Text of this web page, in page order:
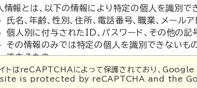
情報とは、以下の情報により特定の個人を識別で
氏名、年齢、性別、住所、電話番号、職業、メールア
個人別に付与されたID、パスワード、その他の記
その情報のみでは特定の個人を識別できないも
できるもの
人情報の登録・使用の目的及び制限
トはreCAPTCHAによって保護されており、Google
is protected by reCAPTCHA and the